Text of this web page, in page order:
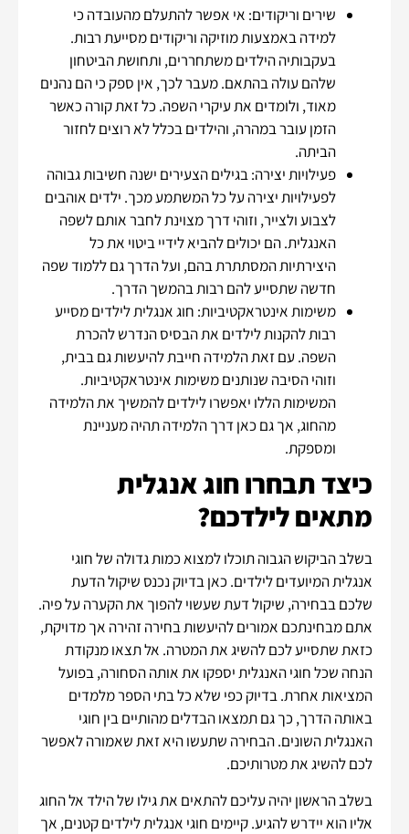
שירים וריקודים: אי אפשר להתעלם מהעובדה כי
למידה באמצעות מוזיקה וריקודים מסייעת רבות.
בעקבותיה הילדים משתחררים, ותחושת הביטחון
שלהם עולה בהתאם. מעבר לכך, אין ספק כי הם נהנים
מאוד, ולומדים את עיקרי השפה. כל זאת קורה כאשר
הזמן עובר במהרה, והילדים בכלל לא רוצים לחזור
הביתה.
פעילויות יצירה: בגילים הצעירים ישנה חשיבות גבוהה
לפעילויות יצירה על כל המשתמע מכך. ילדים אוהבים
לצבוע ולצייר, וזוהי דרך מצוינת לחבר אותם לשפה
האנגלית. הם יכולים להביא לידיי ביטוי את כל
היצירתיות המסתתרת בהם, ועל הדרך גם ללמוד שפה
חדשה שתסייע להם רבות בהמשך הדרך.
משימות אינטראקטיביות: חוג אנגלית לילדים מסייע
רבות להקנות לילדים את הבסיס הנדרש להכרת
השפה. עם זאת הלמידה חייבת להיעשות גם בבית,
וזוהי הסיבה שנותנים משימות אינטראקטיביות.
המשימות הללו יאפשרו לילדים להמשיך את הלמידה
מהחוג, אך גם כאן דרך הלמידה תהיה מעניינת
ומספקת.
כיצד תבחרו חוג אנגלית
מתאים לילדכם?
בשלב הביקוש הגבוה תוכלו למצוא כמות גדולה של חוגי
אנגלית המיועדים לילדים. כאן בדיוק נכנס שיקול הדעת
שלכם בבחירה, שיקול דעת שעשוי להפוך את הקערה על פיה.
אתם מבחינתכם אמורים להיעשות בחירה זהירה אך מדויקת,
כזאת שתסייע לכם להשיג את המטרה. אל תצאו מנקודת
הנחה שכל חוגי האנגלית יספקו את אותה הסחורה, בפועל
המציאות אחרת. בדיוק כפי שלא כל בתי הספר מלמדים
באותה הדרך, כך גם תמצאו הבדלים מהותיים בין חוגי
האנגלית השונים. הבחירה שתעשו היא זאת שאמורה לאפשר
לכם להשיג את מטרותיכם.
בשלב הראשון יהיה עליכם להתאים את גילו של הילד אל החוג
אליו הוא יידרש להגיע. קיימים חוגי אנגלית לילדים קטנים, אך